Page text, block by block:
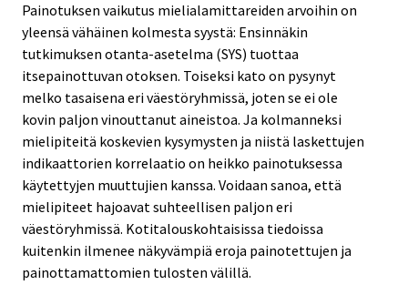
Painotuksen vaikutus mielialamittareiden arvoihin on
yleensä vähäinen kolmesta syystä: Ensinnäkin
tutkimuksen otanta-asetelma (SYS) tuottaa
itsepainottuvan otoksen. Toiseksi kato on pysynyt
melko tasaisena eri väestöryhmissä, joten se ei ole
kovin paljon vinouttanut aineistoa. Ja kolmanneksi
mielipiteitä koskevien kysymysten ja niistä laskettujen
indikaattorien korrelaatio on heikko painotuksessa
käytettyjen muuttujien kanssa. Voidaan sanoa, että
mielipiteet hajoavat suhteellisen paljon eri
väestöryhmissä. Kotitalouskohtaisissa tiedoissa
kuitenkin ilmenee näkyvämpiä eroja painotettujen ja
painottamattomien tulosten välillä.